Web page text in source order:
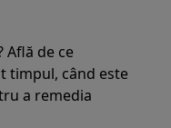
Află de ce
timpul, când este
a remedia